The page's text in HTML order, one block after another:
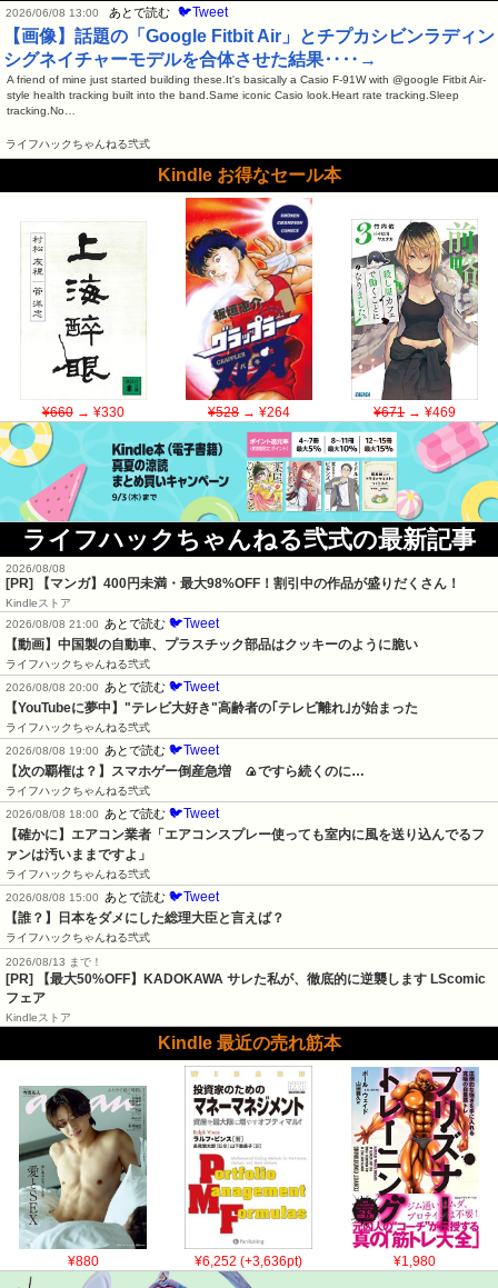
2026/06/08 13:00 あとで読む 🐦Tweet
【画像】話題の「Google Fitbit Air」とチプカシビンラディン
シグネイチャーモデルを合体させた結果‥‥→
A friend of mine just started building these.It's basically a Casio F-91W with @google Fitbit Air-
style health tracking built into the band.Same iconic Casio look.Heart rate tracking.Sleep
tracking.No…
ライフハックちゃんねる弐式
Kindle お得なセール本
¥660→ ¥330 ¥528→ ¥264 ¥671→ ¥469
ライフハックちゃんねる弐式の最新記事
2026/08/08
[PR] 【マンガ】400円未満・最大98%OFF！割引中の作品が盛りだくさん！
Kindleストア
2026/08/08 21:00
あとで読む 🐦Tweet
【動画】中国製の自動車、プラスチック部品はクッキーのように脆い
ライフハックちゃんねる弐式
2026/08/08 20:00
あとで読む 🐦Tweet
【YouTubeに夢中】"テレビ大好き"高齢者の｢テレビ離れ｣が始まった
ライフハックちゃんねる弐式
2026/08/08 19:00
あとで読む 🐦Tweet
【次の覇権は？】スマホゲー倒産急増　🍙ですら続くのに…
ライフハックちゃんねる弐式
2026/08/08 18:00
あとで読む 🐦Tweet
【確かに】エアコン業者「エアコンスプレー使っても室内に風を送り込んでるフ
ァンは汚いままですよ」
ライフハックちゃんねる弐式
2026/08/08 15:00
あとで読む 🐦Tweet
【誰？】日本をダメにした総理大臣と言えば？
ライフハックちゃんねる弐式
2026/08/13 まで！
[PR] 【最大50%OFF】KADOKAWA サレた私が、徹底的に逆襲します LScomic
フェア
Kindleストア
Kindle 最近の売れ筋本
¥880 ¥6,252 (+3,636pt) ¥1,980